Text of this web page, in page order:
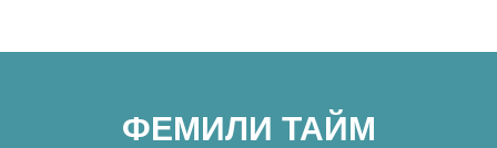
ФЕМИЛИ ТАЙМ